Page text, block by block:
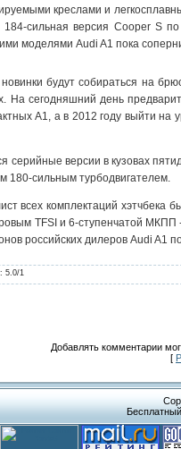
креслами и
сильная версия Cooper S
моделями Audi A1 пока
будут собираться на
На сегодняшний день
A1, а в 2012 году выйти
версии в кузовах
180-сильным турбодвигателем.
всех комплектаций хэтчбека
TFSI и 6-ступенчатой
российских дилеров Audi A1
: 5.0/1
Добавлять комментарии
[